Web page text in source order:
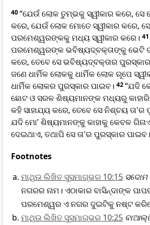
40“ଯେଉଁ ଲୋକ ତୁମ୍ଭକୁ ସ୍ୱୀକାର କରେ, ସେ
କରେ, ଯେଉଁ ଲୋକ ମୋତେ ସ୍ୱୀକାର କରେ,
ପରମେଶ୍ୱରଙ୍କକୁ ମଧ୍ୟ ସ୍ୱୀକାର କରେ। 41
ପରମେଶ୍ୱରଙ୍କ ଭବିଷ୍ୟ‌‌‌‌‌‌‌ଦ୍‌‌ବକ୍ତାଙ୍କୁ ଭେଟି
କରେ, ତେବେ ସେ ଭବିଷ୍ୟ‌‌‌‌‌‌‌ଦ୍‌‌ବକ୍ତାର
ଜଣେ ଧାର୍ମିକ ଲୋକକୁ ଧାର୍ମିକ ଲୋକ ରୂପେ
ଧାର୍ମିକ ଲୋକର ପୁରସ୍କାର ପାଇବ। 42“ଯଦି
ଛୋଟ ଓ ସରଳ ଶିଷ୍ୟମାନଙ୍କ ମଧ୍ୟରୁ
କହି ସାହାଯ୍ୟ କରେ, ତେବେ ସେ ନିଶ୍ଚୟ ତା'ର
ଯଦି ମୋ’ ଶିଷ୍ୟମାନଙ୍କୁ କାହାକୁ କେବଳ
ଦେଇଥାଏ, ତଥାପି ସେ ତା'ର ପୁରସ୍କାର
Footnotes
ମାଥିଉ ଲିଖିତ ସୁସମାଗ୍ଭର 10:15 ସଦୋମ
ନଗରର ନାମ। ଏଠାକାର ବାସିନ୍ଦାଙ୍କ
ପରମେଶ୍ୱର ଏ ନଗର ଦୁଇଟିକୁ ନଷ୍ଟ
ମାଥିଉ ଲିଖିତ ସୁସମାଗ୍ଭର 10:25